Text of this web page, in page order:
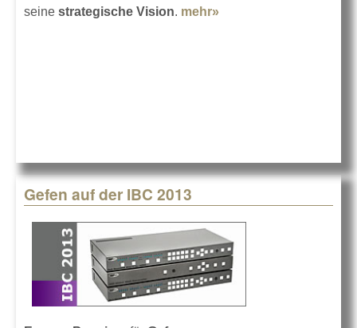
seine strategische Vision. mehr»
Gefen auf der IBC 2013